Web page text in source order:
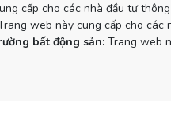
cấp cho các nhà đầu tư
web này cung cấp cho các
bất động sản:Trang web